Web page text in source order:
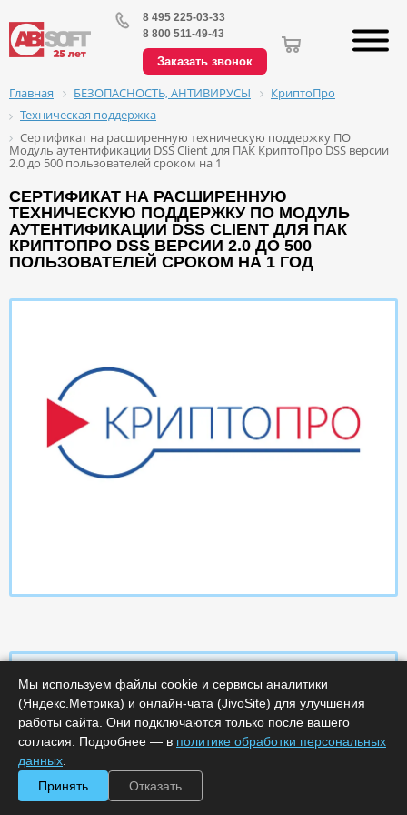
8 495 225-03-33
8 800 511-49-43
Заказать звонок
Главная БЕЗОПАСНОСТЬ, АНТИВИРУСЫ
КриптоПро
Техническая поддержка
Сертификат на расширенную техническую поддержку ПО
Модуль аутентификации DSS Client для ПАК КриптоПро DSS версии
2.0 до 500 пользователей сроком на 1
СЕРТИФИКАТ НА РАСШИРЕННУЮ
ТЕХНИЧЕСКУЮ ПОДДЕРЖКУ ПО МОДУЛЬ
АУТЕНТИФИКАЦИИ DSS CLIENT ДЛЯ ПАК
КРИПТОПРО DSS ВЕРСИИ 2.0 ДО 500
ПОЛЬЗОВАТЕЛЕЙ СРОКОМ НА 1 ГОД
Характеристики
Код :
0000-365425
Обработка заказа :
Мы используем файлы cookie и сервисы аналитики
(Яндекс.Метрика) и онлайн-чата (JivoSite) для улучшения
работы сайта. Они подключаются только после вашего
согласия. Подробнее — в политике обработки персональных
данных
Принять
Отказать